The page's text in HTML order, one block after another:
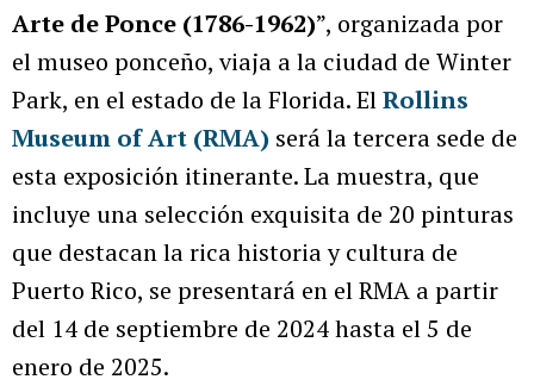
Arte de Ponce (1786-1962)”, organizada por
el museo ponceño, viaja a la ciudad de Winter
Park, en el estado de la Florida. ElRollins
Museum of Art (RMA) será la tercera sede de
esta exposición itinerante. La muestra, que
incluye una selección exquisita de 20 pinturas
que destacan la rica historia y cultura de
Puerto Rico, se presentará en el RMA a partir
del 14 de septiembre de 2024 hasta el 5 de
enero de 2025.